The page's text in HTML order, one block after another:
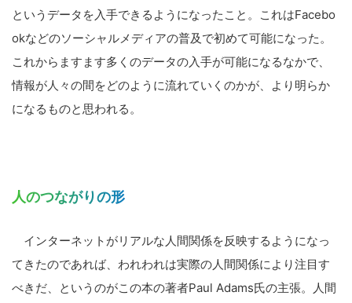
というデータを入手できるようになったこと。これはFacebo
okなどのソーシャルメディアの普及で初めて可能になった。
これからますます多くのデータの入手が可能になるなかで、
情報が人々の間をどのように流れていくのかが、より明らか
になるものと思われる。
人のつながりの形
インターネットがリアルな人間関係を反映するようになっ
てきたのであれば、われわれは実際の人間関係により注目す
べきだ、というのがこの本の著者Paul Adams氏の主張。人間